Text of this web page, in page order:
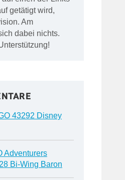
getätigt wird,
Am
dabei nichts.
43292 Disney
Adventurers
Bi-Wing Baron